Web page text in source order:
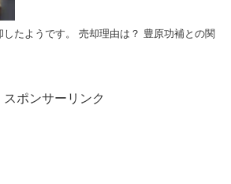
たようです。 売却理由は？ 豊原功補との関
スポンサーリンク